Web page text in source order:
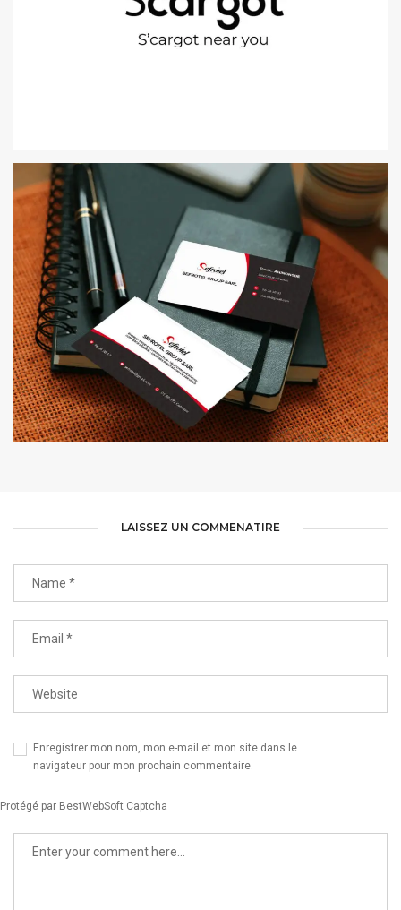
CHARTE GRAPHIQUE | SCARGOT
LAISSEZ UN COMMENATIRE
Enregistrer mon nom, mon e-mail et mon site dans le
navigateur pour mon prochain commentaire.
Protégé par BestWebSoft Captcha